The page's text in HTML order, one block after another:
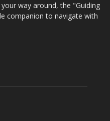
way around, the "Guiding
companion to navigate with